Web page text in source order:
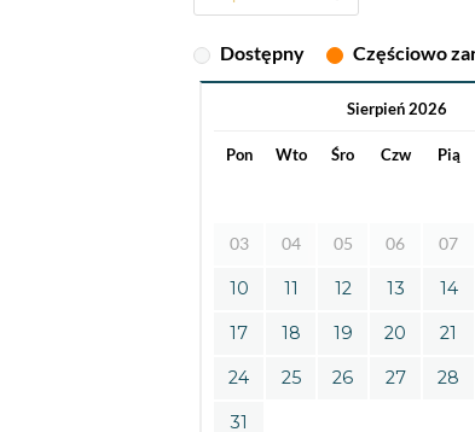
Dostępny Częściowo
Sierpień 2026
Pon Wto Śro Czw Pią
03 04 05 06 07
10 11 12 13 14
17 18 19 20 21
24 25 26 27 28
31